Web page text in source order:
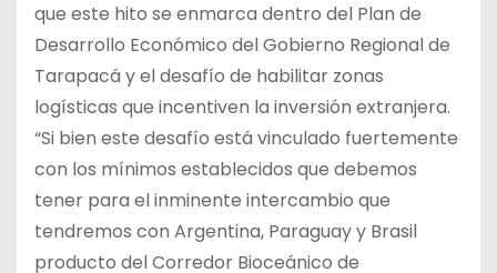
que este hito se enmarca dentro del Plan de
Desarrollo Económico del Gobierno Regional de
Tarapacá y el desafío de habilitar zonas
logísticas que incentiven la inversión extranjera.
“Si bien este desafío está vinculado fuertemente
con los mínimos establecidos que debemos
tener para el inminente intercambio que
tendremos con Argentina, Paraguay y Brasil
producto del Corredor Bioceánico de